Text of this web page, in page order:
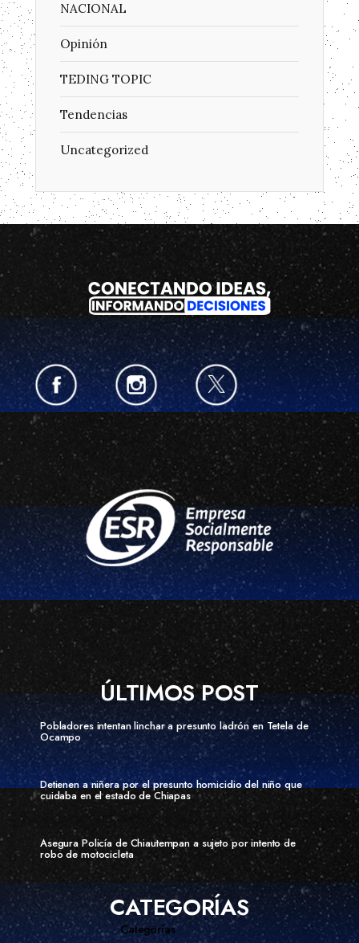
NACIONAL
Opinión
TEDING TOPIC
Tendencias
Uncategorized
ÚLTIMOS POST
Pobladores intentan linchar a presunto ladrón en Tetela de
Ocampo
Detienen a niñera por el presunto homicidio del niño que
cuidaba en el estado de Chiapas
Asegura Policía de Chiautempan a sujeto por intento de
robo de motocicleta
CATEGORÍAS
Categorías